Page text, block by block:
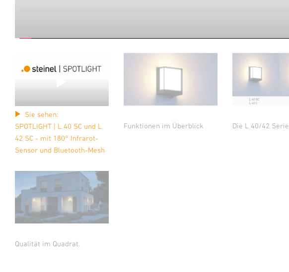
Sie sehen:
SPOTLIGHT | L 40 SC und L
42 SC - mit 180° Infrarot-
Sensor und Bluetooth-Mesh
Funktionen im Überblick Die L 40/42 Serie
Qualität im Quadrat.